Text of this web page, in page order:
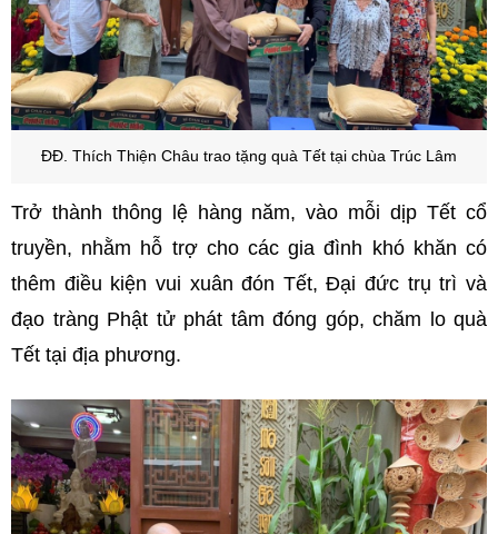
ĐĐ. Thích Thiện Châu trao tặng quà Tết tại chùa Trúc Lâm
Trở thành thông lệ hàng năm, vào mỗi dịp Tết cổ
truyền, nhằm hỗ trợ cho các gia đình khó khăn có
thêm điều kiện vui xuân đón Tết, Đại đức trụ trì và
đạo tràng Phật tử phát tâm đóng góp, chăm lo quà
Tết tại địa phương.